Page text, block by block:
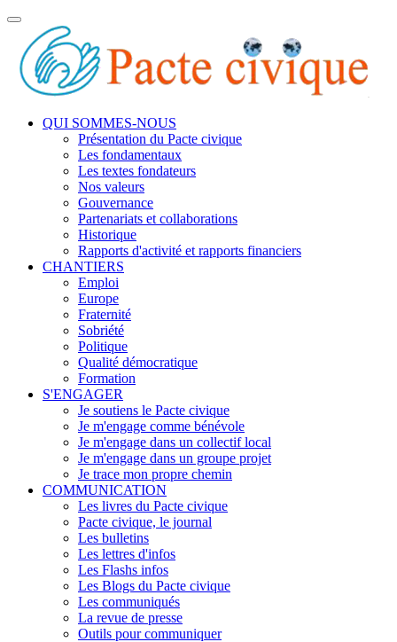
Toggle
navigation
QUI SOMMES-NOUS
Présentation du Pacte civique
Les fondamentaux
Les textes fondateurs
Nos valeurs
Gouvernance
Partenariats et collaborations
Historique
Rapports d'activité et rapports financiers
CHANTIERS
Emploi
Europe
Fraternité
Sobriété
Politique
Qualité démocratique
Formation
S'ENGAGER
Je soutiens le Pacte civique
Je m'engage comme bénévole
Je m'engage dans un collectif local
Je m'engage dans un groupe projet
Je trace mon propre chemin
COMMUNICATION
Les livres du Pacte civique
Pacte civique, le journal
Les bulletins
Les lettres d'infos
Les Flashs infos
Les Blogs du Pacte civique
Les communiqués
La revue de presse
Outils pour communiquer